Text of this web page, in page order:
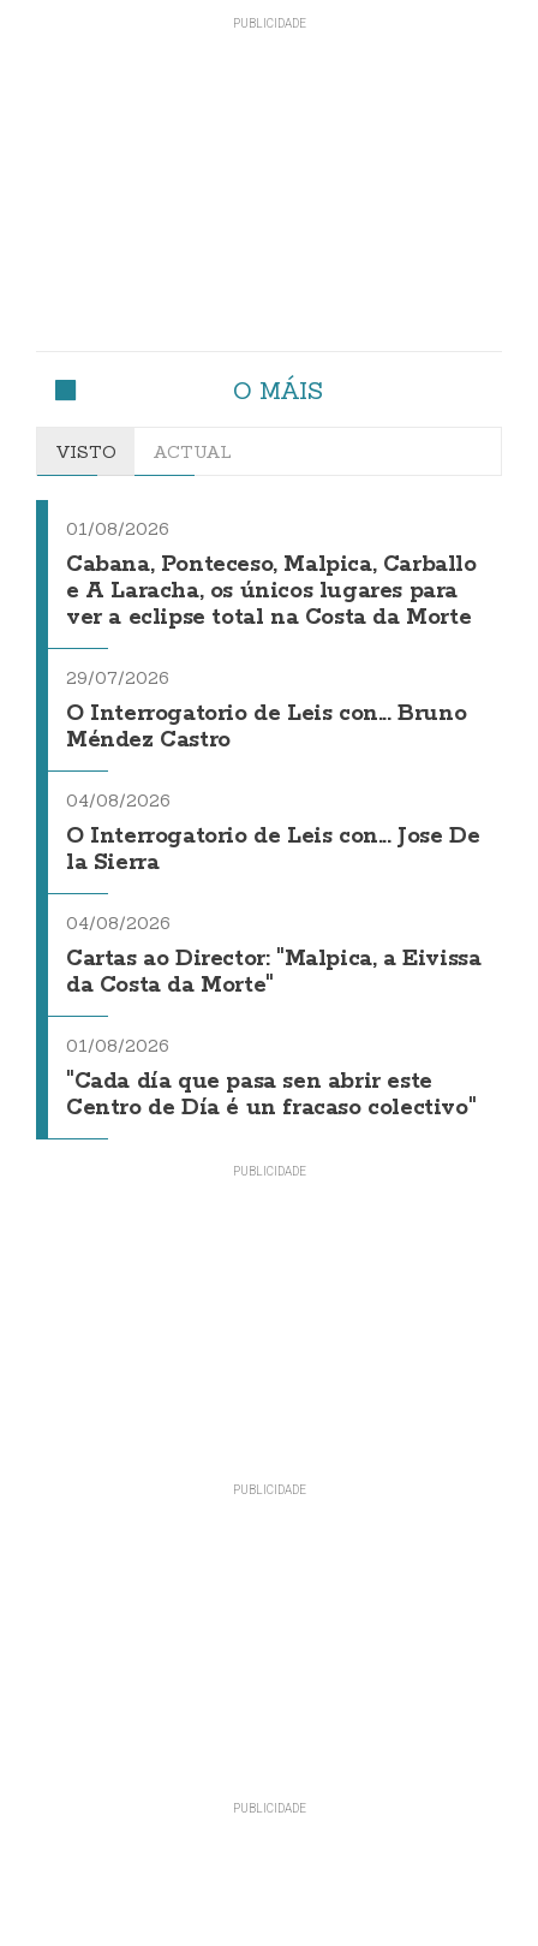
O MÁIS
VISTO ACTUAL
01/08/2026
Cabana, Ponteceso, Malpica, Carballo
e A Laracha, os únicos lugares para
ver a eclipse total na Costa da Morte
29/07/2026
O Interrogatorio de Leis con... Bruno
Méndez Castro
04/08/2026
O Interrogatorio de Leis con... Jose De
la Sierra
04/08/2026
Cartas ao Director: "Malpica, a Eivissa
da Costa da Morte"
01/08/2026
"Cada día que pasa sen abrir este
Centro de Día é un fracaso colectivo"